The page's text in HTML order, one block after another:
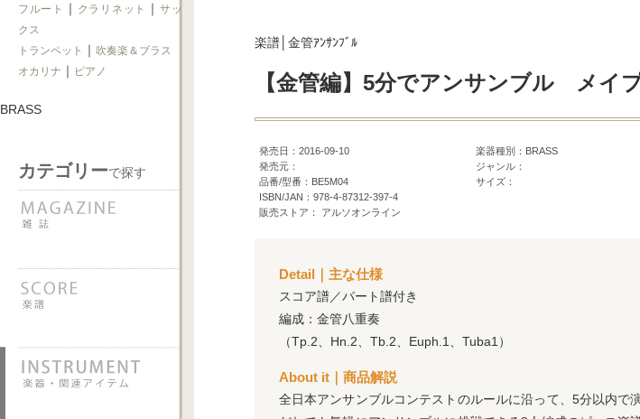
フルート ｜ クラリネット ｜ サッ
クス
トランペット
｜ 吹奏楽＆ブラス
オカリナ ｜ ピアノ
BRASS
カテゴリーで探す
楽譜│金管ｱﾝｻﾝﾌﾞﾙ
【金管編】5分でアンサンブル メイ
発売日：2016-09-10
発売元：
品番/型番：BE5M04
ISBN/JAN：978-4-87312-397-4
販売ストア： アルソオンライン
楽器種別：BRASS
ジャンル：
サイズ：
Detail｜主な仕様
スコア譜／パート譜付き
編成：金管八重奏
（Tp.2、Hn.2、Tb.2、Euph.1、Tuba1）
About it｜商品解説
全日本アンサンブルコンテストのルールに沿って、5分以内で